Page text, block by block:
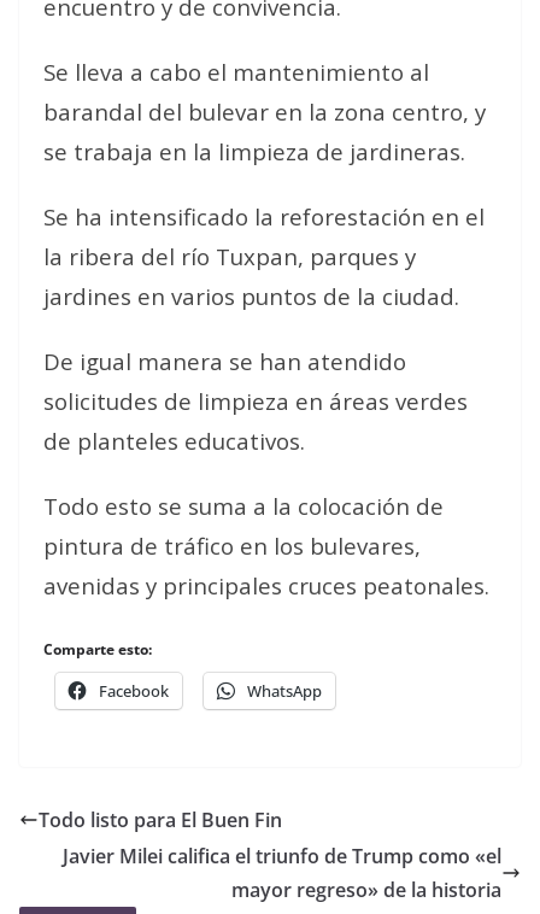
encuentro y de convivencia.
Se lleva a cabo el mantenimiento al
barandal del bulevar en la zona centro, y
se trabaja en la limpieza de jardineras.
Se ha intensificado la reforestación en el
la ribera del río Tuxpan, parques y
jardines en varios puntos de la ciudad.
De igual manera se han atendido
solicitudes de limpieza en áreas verdes
de planteles educativos.
Todo esto se suma a la colocación de
pintura de tráfico en los bulevares,
avenidas y principales cruces peatonales.
Comparte esto:
Facebook WhatsApp
Todo listo para El Buen Fin
Javier Milei califica el triunfo de Trump como «el
mayor regreso» de la historia